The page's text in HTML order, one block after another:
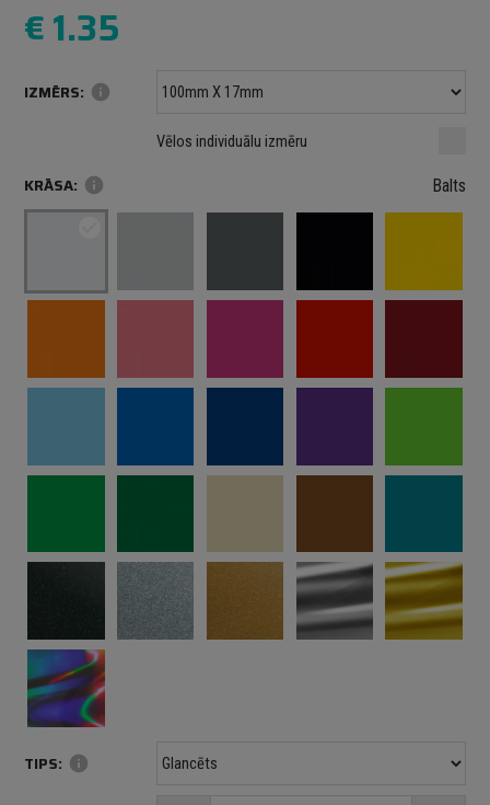
€1.35
IZMĒRS: info
mm mm
Maksimālais izmērs: 1000 mm
Vēlos individuālu izmēru
KRĀSA: info Balts
TIPS: info